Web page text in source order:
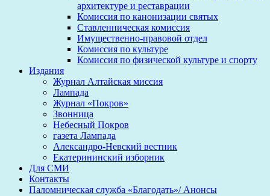
архитектуре и реставрации
Комиссия по канонизации святых
Ставленническая комиссия
Имущественно-правовой отдел
Комиссия по культуре
Комиссия по физической культуре и спорту
Издания
Журнал Алтайская миссия
Лампада
Журнал «Покров»
Звонница
Небесный Покров
газета Лампада
Александро-Невский вестник
Екатерининский изборник
Для СМИ
Контакты
Паломническая служба «Благодать»/ Анонсы